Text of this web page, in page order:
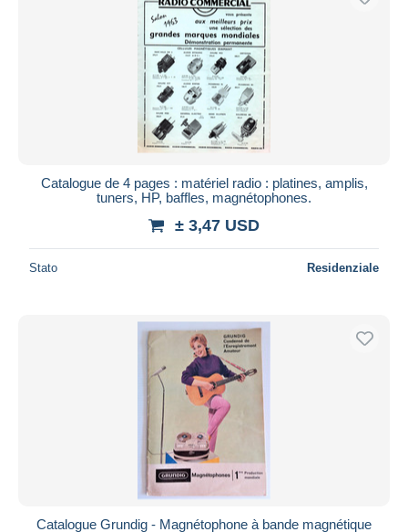
Catalogue de 4 pages : matériel radio : platines, amplis,
tuners, HP, baffles, magnétophones.
± 3,47 USD
Stato Residenziale
Catalogue Grundig - Magnétophone à bande magnétique